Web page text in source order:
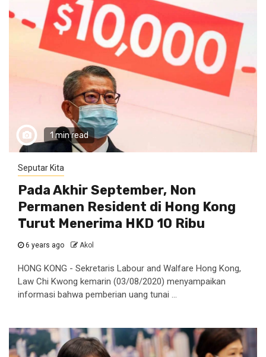
1 min read
Seputar Kita
Pada Akhir September, Non
Permanen Resident di Hong Kong
Turut Menerima HKD 10 Ribu
6 years ago Akol
HONG KONG - Sekretaris Labour and Walfare Hong Kong,
Law Chi Kwong kemarin (03/08/2020) menyampaikan
informasi bahwa pemberian uang tunai ...